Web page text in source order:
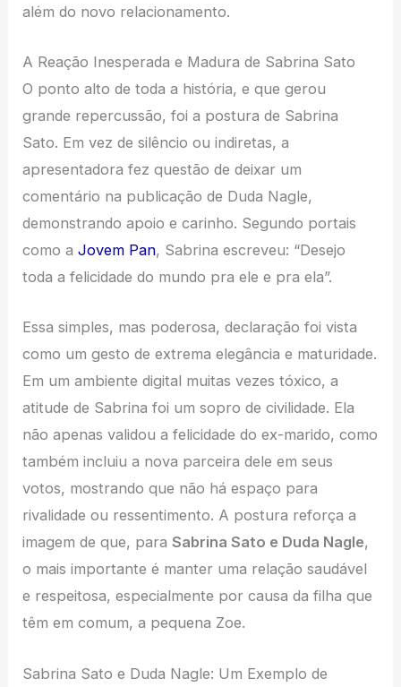
além do novo relacionamento.
A Reação Inesperada e Madura de Sabrina Sato
O ponto alto de toda a história, e que gerou
grande repercussão, foi a postura de Sabrina
Sato. Em vez de silêncio ou indiretas, a
apresentadora fez questão de deixar um
comentário na publicação de Duda Nagle,
demonstrando apoio e carinho. Segundo portais
como aJovem Pan, Sabrina escreveu: “Desejo
toda a felicidade do mundo pra ele e pra ela”.
Essa simples, mas poderosa, declaração foi vista
como um gesto de extrema elegância e maturidade.
Em um ambiente digital muitas vezes tóxico, a
atitude de Sabrina foi um sopro de civilidade. Ela
não apenas validou a felicidade do ex-marido, como
também incluiu a nova parceira dele em seus
votos, mostrando que não há espaço para
rivalidade ou ressentimento. A postura reforça a
imagem de que, paraSabrina Sato e Duda Nagle,
o mais importante é manter uma relação saudável
e respeitosa, especialmente por causa da filha que
têm em comum, a pequena Zoe.
Sabrina Sato e Duda Nagle: Um Exemplo de